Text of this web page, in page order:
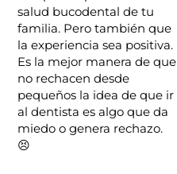
salud bucodental de tu
familia. Pero también que
la experiencia sea positiva.
Es la mejor manera de que
no rechacen desde
pequeños la idea de que ir
al dentista es algo que da
miedo o genera rechazo.
😣